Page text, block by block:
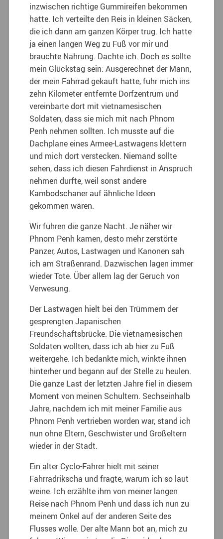
inzwischen richtige Gummireifen bekommen
hatte. Ich verteilte den Reis in kleinen Säcken,
die ich dann am ganzen Körper trug. Ich hatte
ja einen langen Weg zu Fuß vor mir und
brauchte Nahrung. Dachte ich. Doch es sollte
mein Glückstag sein: Ausgerechnet der Mann,
der mein Fahrrad gekauft hatte, fuhr mich ins
zehn Kilometer entfernte Dorfzentrum und
vereinbarte dort mit vietnamesischen
Soldaten, dass sie mich mit nach Phnom
Penh nehmen sollten. Ich musste auf die
Dachplane eines Armee-Lastwagens klettern
und mich dort verstecken. Niemand sollte
sehen, dass ich diesen Fahrdienst in Anspruch
nehmen durfte, weil sonst andere
Kambodschaner auf ähnliche Ideen
gekommen wären.
Wir fuhren die ganze Nacht. Je näher wir
Phnom Penh kamen, desto mehr zerstörte
Panzer, Autos, Lastwagen und Kanonen sah
ich am Straßenrand. Dazwischen lagen immer
wieder Tote. Über allem lag der Geruch von
Verwesung.
Der Lastwagen hielt bei den Trümmern der
gesprengten Japanischen
Freundschaftsbrücke. Die vietnamesischen
Soldaten wollten, dass ich ab hier zu Fuß
weitergehe. Ich bedankte mich, winkte ihnen
hinterher und begann auf der Stelle zu heulen.
Die ganze Last der letzten Jahre fiel in diesem
Moment von meinen Schultern. Sechseinhalb
Jahre, nachdem ich mit meiner Familie aus
Phnom Penh vertrieben worden war, stand ich
nun ohne Eltern, Geschwister und Großeltern
wieder in der Stadt.
Ein alter Cyclo-Fahrer hielt mit seiner
Fahrradrikscha und fragte, warum ich so laut
weine. Ich erzählte ihm von meiner langen
Reise nach Phnom Penh und dass ich nun zu
meinem Onkel auf der anderen Seite des
Flusses wolle. Der alte Mann bot an, mich zu